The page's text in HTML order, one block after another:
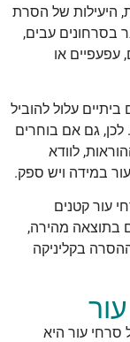
היעילות של הסרת
בסרחונים עבים,
עפעפיים או
עלול להוביל
לכן, גם אם בוחרים
לוודא
במידה ויש ספק.
עור קטנים
בתוצאה מהירה,
בקליניקה
עור היא